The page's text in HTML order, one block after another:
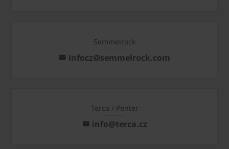
Semmelrock
infocz@semmelrock.com
Terca / Penter
info@terca.cz